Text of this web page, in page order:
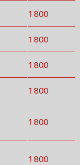
1 800
1 800
1 800
1 800
1 800
1 800